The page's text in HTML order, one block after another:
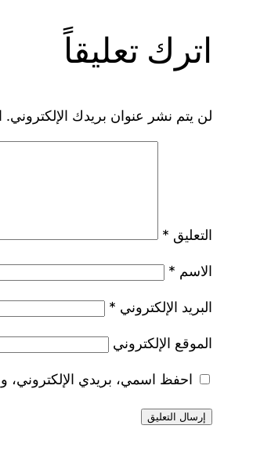
اترك تعليقاً
لن يتم نشر عنوان بريدك الإلكتروني.
التعليق *
الاسم *
البريد الإلكتروني *
الموقع الإلكتروني
احفظ اسمي، بريدي الإلكتروني،